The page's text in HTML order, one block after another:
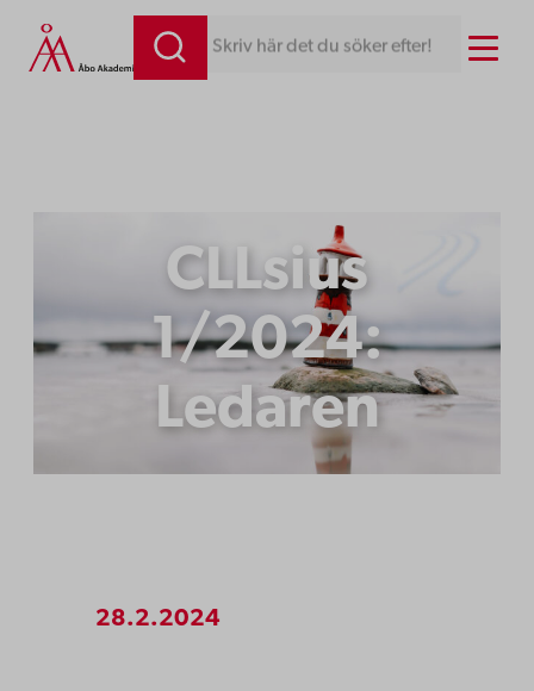
Hoppa
till
Skriv här det du söker efter! Menu
CLLsius
1/2024:
Ledaren
28.2.2024